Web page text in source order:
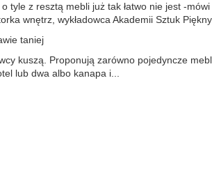
tyle z resztą mebli już tak łatwo nie jest -mówi
wnętrz, wykładowca Akademii Sztuk
taniej
kuszą. Proponują zarówno pojedyncze
lub dwa albo kanapa i...